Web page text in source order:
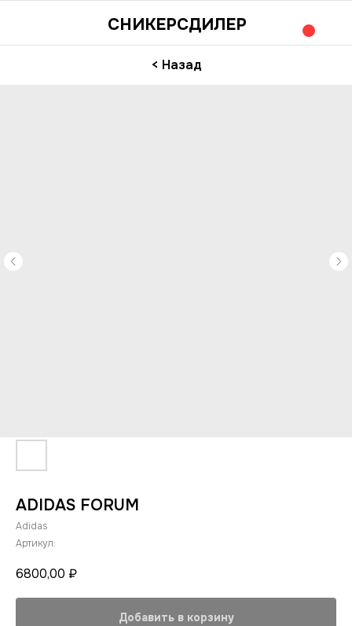
СНИКЕРСДИЛЕР
< Назад
ADIDAS FORUM
Adidas
Артикул:
6800,00 ₽
Добавить в корзину